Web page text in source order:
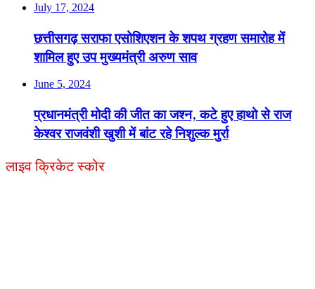
July 17, 2024
छत्तीसगढ़ सराफा एसोशिएशन के शपथ ग्रहण समारोह में
शामिल हुए उप मुख्यमंत्री अरुण साव
June 5, 2024
प्रधानमंत्री मोदी की जीत का जश्न, कटे हुए हाथो से राज
केश्वर राजवंशी खुशी में बांट रहे निशुल्क मुर्रा
लाइव क्रिकेट स्कोर